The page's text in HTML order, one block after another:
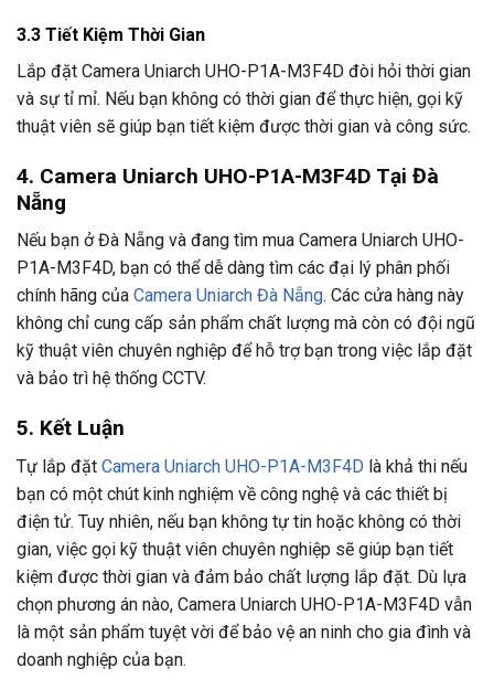
3.3 Tiết Kiệm Thời Gian
Lắp đặt Camera Uniarch UHO-P1A-M3F4D đòi hỏi thời gian
và sự tỉ mỉ. Nếu bạn không có thời gian để thực hiện, gọi kỹ
thuật viên sẽ giúp bạn tiết kiệm được thời gian và công sức.
4. Camera Uniarch UHO-P1A-M3F4D Tại Đà
Nẵng
Nếu bạn ở Đà Nẵng và đang tìm mua Camera Uniarch UHO-
P1A-M3F4D, bạn có thể dễ dàng tìm các đại lý phân phối
chính hãng của Camera Uniarch Đà Nẵng. Các cửa hàng này
không chỉ cung cấp sản phẩm chất lượng mà còn có đội ngũ
kỹ thuật viên chuyên nghiệp để hỗ trợ bạn trong việc lắp đặt
và bảo trì hệ thống CCTV.
5. Kết Luận
Tự lắp đặt Camera Uniarch UHO-P1A-M3F4D là khả thi nếu
bạn có một chút kinh nghiệm về công nghệ và các thiết bị
điện tử. Tuy nhiên, nếu bạn không tự tin hoặc không có thời
gian, việc gọi kỹ thuật viên chuyên nghiệp sẽ giúp bạn tiết
kiệm được thời gian và đảm bảo chất lượng lắp đặt. Dù lựa
chọn phương án nào, Camera Uniarch UHO-P1A-M3F4D vẫn
là một sản phẩm tuyệt vời để bảo vệ an ninh cho gia đình và
doanh nghiệp của bạn.